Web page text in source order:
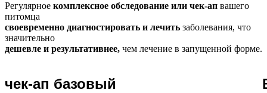
Регулярное комплексное обследование или чек-ап вашего
питомца
своевременно диагностировать и лечить заболевания, что
значительно
дешевле и результативнее, чем лечение в запущенной форме.
чек-ап базовый